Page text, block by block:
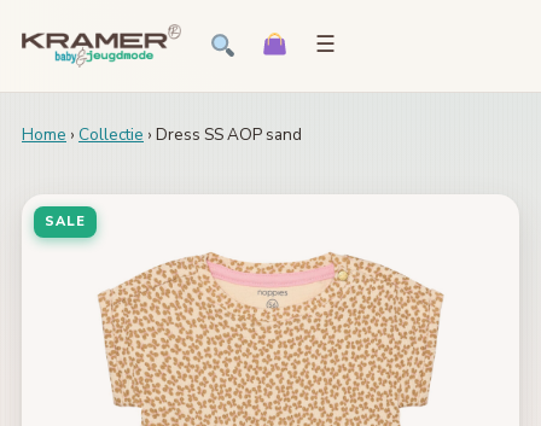
☰
Home › Collectie › Dress SS AOP sand
SALE